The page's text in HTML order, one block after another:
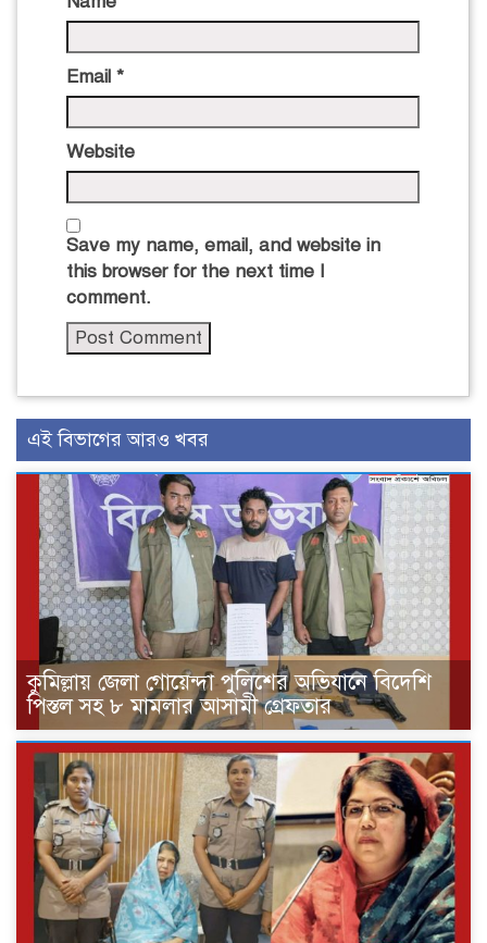
Email *
Website
Save my name, email, and website in
this browser for the next time I
comment.
এই বিভাগের আরও খবর
কুমিল্লায় জেলা গোয়েন্দা পুলিশের অভিযানে বিদেশি
পিস্তল সহ ৮ মামলার আসামী গ্রেফতার